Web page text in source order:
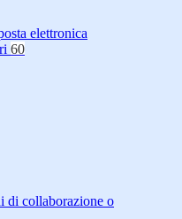
elettronica
60
di collaborazione o